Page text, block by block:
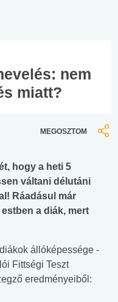
nem
miatt?
MEGOSZTOM
hogy a heti 5
váltani délutáni
Ráadásul már
a diák, mert
állóképessége -
Fittségi Teszt
eredményeiből: